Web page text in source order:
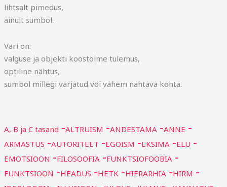
lihtsalt pimedus,
ainult sümbol.
Vari on:
valguse ja objekti koostoime tulemus,
optiline nähtus,
sümbol millegi varjatud või vähem nähtava kohta.
A, B ja C tasand ALTRUISM ANDESTAMA
ANNE
ARMASTUS
AUTORITEET EGOISM EKSIMA
ELU
EMOTSIOON
FILOSOOFIA
FUNKTSIOFOOBIA
FUNKTSIOON
HEADUS HETK HIERARHIA
HIRM